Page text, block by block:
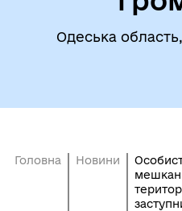
Одеська
Головна Новини